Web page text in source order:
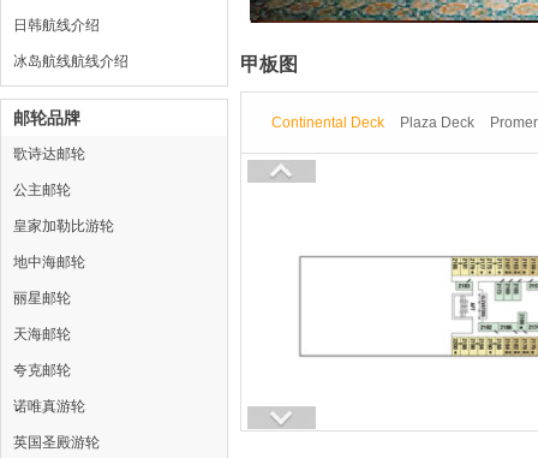
日韩航线介绍
冰岛航线航线介绍
邮轮品牌
歌诗达邮轮
公主邮轮
皇家加勒比游轮
地中海邮轮
丽星邮轮
天海邮轮
夸克邮轮
诺唯真游轮
英国圣殿游轮
甲板图
Continental Deck Plaza Deck